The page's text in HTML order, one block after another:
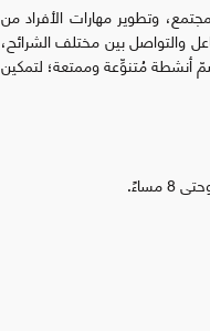
وتطوير مهارات الأفراد من
والتواصل بين مختلف الشرائح،
هذه الفعاليات برنامج "المكتبة الصيفية" الذي عُقِد في صيف عام 2022، وضمّ أنشطة مُتنوِّعة وممتعة؛ لتمكين